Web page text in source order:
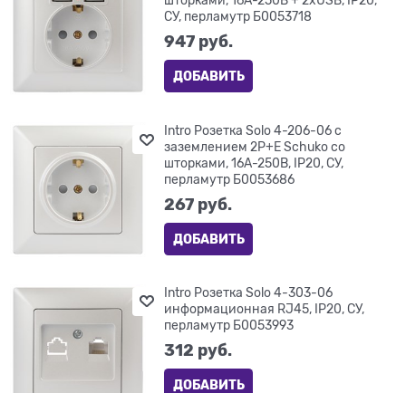
СУ, перламутр Б0053718
947 руб.
ДОБАВИТЬ
Intro Розетка Solo 4-206-06 с
заземлением 2P+E Schuko со
шторками, 16А-250В, IP20, СУ,
перламутр Б0053686
267 руб.
ДОБАВИТЬ
Intro Розетка Solo 4-303-06
информационная RJ45, IP20, СУ,
перламутр Б0053993
312 руб.
ДОБАВИТЬ